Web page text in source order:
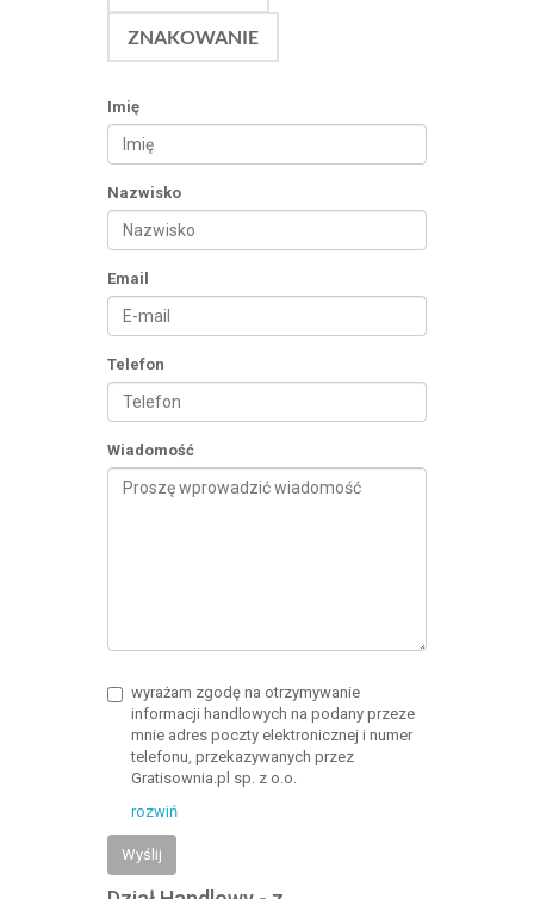
ZNAKOWANIE
Imię
Nazwisko
Email
Telefon
Wiadomość
wyrażam zgodę na otrzymywanie
informacji handlowych na podany przeze
mnie adres poczty elektronicznej i numer
telefonu, przekazywanych przez
Gratisownia.pl sp. z o.o.
rozwiń
Wyślij